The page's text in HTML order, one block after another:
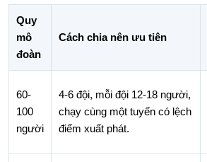
Quy
mô
đoàn
Cách chia nên ưu tiên
60-
100
người
4-6 đội, mỗi đội 12-18 người,
chạy cùng một tuyến có lệch
điểm xuất phát.